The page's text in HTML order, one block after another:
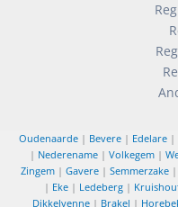
Oudenaarde | Bevere | Edelare |
| Nederename| Volkegem|
Zingem| Gavere| Semmerzake|
| Eke| Ledeberg|
Dikkelvenne | Brakel |